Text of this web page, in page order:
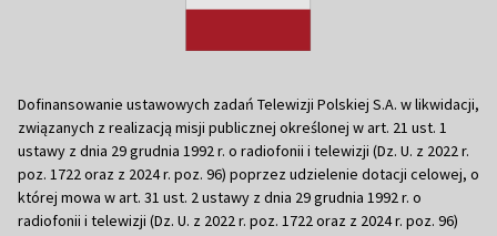
Dofinansowanie ustawowych zadań Telewizji Polskiej S.A. w likwidacji,
związanych z realizacją misji publicznej określonej w art. 21 ust. 1
ustawy z dnia 29 grudnia 1992 r. o radiofonii i telewizji (Dz. U. z 2022 r.
poz. 1722 oraz z 2024 r. poz. 96) poprzez udzielenie dotacji celowej, o
której mowa w art. 31 ust. 2 ustawy z dnia 29 grudnia 1992 r. o
radiofonii i telewizji (Dz. U. z 2022 r. poz. 1722 oraz z 2024 r. poz. 96)